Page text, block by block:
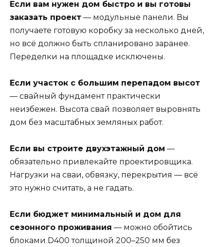
Если вам нужен дом быстро и вы готовы
заказать проект — модульные панели. Вы
получаете готовую коробку за несколько дней,
но всё должно быть спланировано заранее.
Переделки на площадке исключены.
Если участок с большим перепадом высот
— свайный фундамент практически
неизбежен. Высота свай позволяет выровнять
дом без масштабных земляных работ.
Если вы строите двухэтажный дом —
обязательно привлекайте проектировщика.
Нагрузки на сваи, обвязку, перекрытия — всё
это нужно считать, а не гадать.
Если бюджет минимальный и дом для
сезонного проживания — можно обойтись
блоками D400 толщиной 200–250 мм без